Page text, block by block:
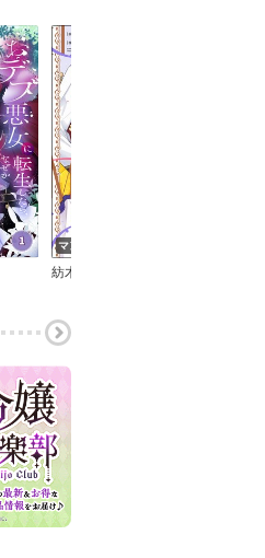
マンガ｜巻
紡木すあ